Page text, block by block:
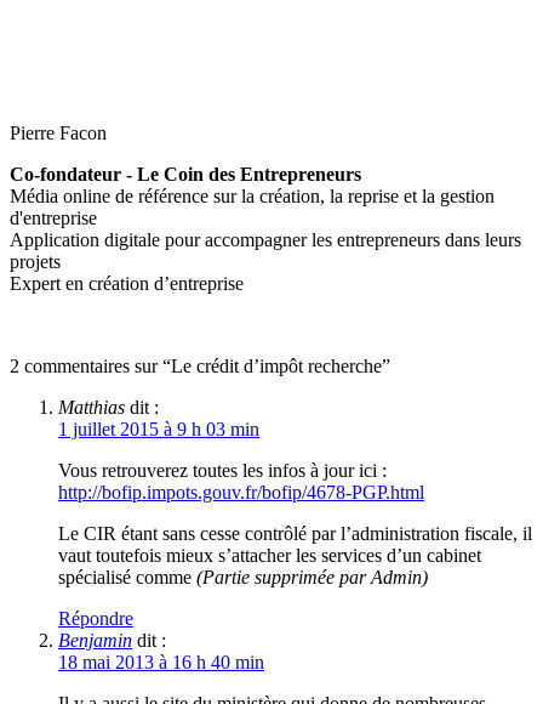
Pierre Facon
Co-fondateur - Le Coin des Entrepreneurs
Média online de référence sur la création, la reprise et la gestion
d'entreprise
Application digitale pour accompagner les entrepreneurs dans leurs
projets
Expert en création d’entreprise
2 commentaires sur “Le crédit d’impôt recherche”
Matthias dit :
1 juillet 2015 à 9 h 03 min
Vous retrouverez toutes les infos à jour ici :
http://bofip.impots.gouv.fr/bofip/4678-PGP.html
Le CIR étant sans cesse contrôlé par l’administration fiscale, il
vaut toutefois mieux s’attacher les services d’un cabinet
spécialisé comme (Partie supprimée par Admin)
Répondre
Benjamin dit :
18 mai 2013 à 16 h 40 min